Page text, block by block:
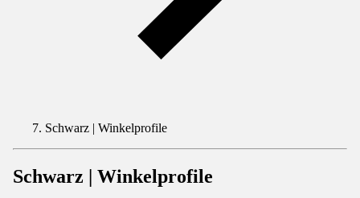
Schwarz | Winkelprofile
Schwarz | Winkelprofile